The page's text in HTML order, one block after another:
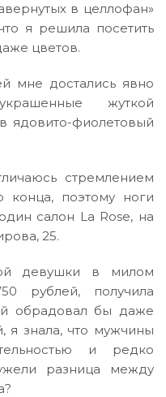
в целлофан»
я решила посетить
цветов.
мне достались явно
жуткой
ядовито-фиолетовый
стремлением
конца, поэтому ноги
салон La Rose, на
25.
девушки в милом
рублей, получила
обрадовал бы даже
знала, что мужчины
и редко
разница между